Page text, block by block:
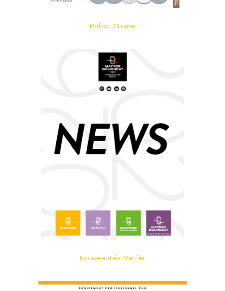
Robot Coupe
Nouveautés Matfer